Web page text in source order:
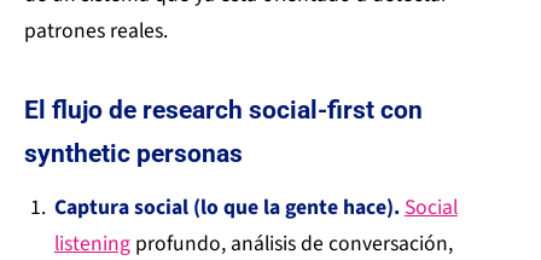
patrones reales.
El flujo de research social-first con
synthetic personas
Captura social (lo que la gente hace). Social
listeningprofundo, análisis de conversación,